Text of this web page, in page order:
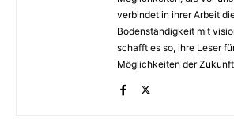
verbindet in ihrer Arbeit
Bodenständigkeit mit
schafft es so, ihre Leser
Möglichkeiten der